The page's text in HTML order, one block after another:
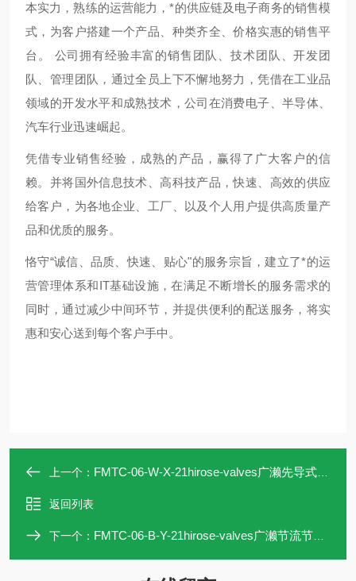
本实力，熟练的运营能力，*的供应链及电子商务的销售模
式，为客户搭建一个产品、种类齐全、价格实惠的销售平
台。 公司拥有经验丰富的销售团队、技术团队、开发团
队、管理团队，通过全员上下不懈地努力，凭借在工业品
领域的开发水平和成熟技术，公司在消费电子、半导体、
汽车行业迅速崛起。
凭借专业销售经验，成熟的产品，赢得了广大客户的信
赖。并将国外信息技术、高科技产品，快速、高效的供应
给客户，为各地企业、工厂、以及个人用户提供高质量产
品和优质的服务。
恪守“诚信、品质、快速、贴心"的服务宗旨，建立了*的运
营管理体系和IT基础设施，在满足不断增长的服务需求的
同时，通过减少中间环节，并提供便利的配送服务，将实
惠和安心送到每个客户手中。
上一个： FMTC-06-W-X-21hirose-valves广濑先导式止回阀FMTC-06
返回列表
下一个： FMTC-06-B-Y-21hirose-valves广濑节流节流止回阀FMTC-06-B